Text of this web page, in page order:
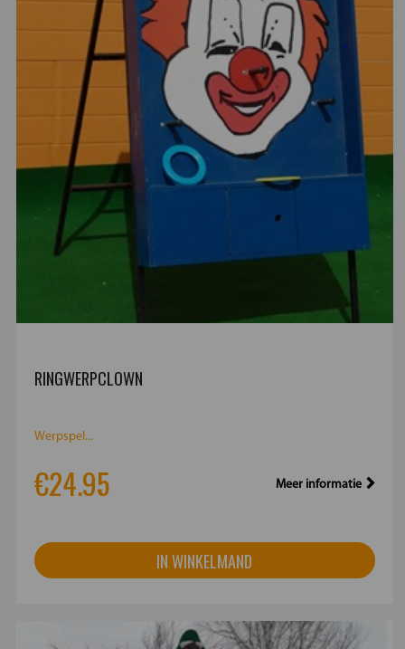
RINGWERPCLOWN
Werpspel...
€24.95 Meer informatie
IN WINKELMAND